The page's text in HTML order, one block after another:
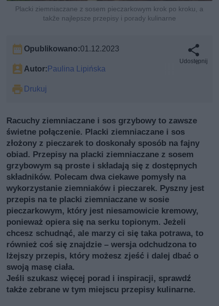
Placki ziemniaczane z sosem pieczarkowym krok po kroku, a
także najlepsze przepisy i porady kulinarne
Opublikowano:01.12.2023
Autor:Paulina Lipińska
Drukuj
Udostępnij
Racuchy ziemniaczane i sos grzybowy to zawsze
świetne połączenie. Placki ziemniaczane i sos
złożony z pieczarek to doskonały sposób na fajny
obiad. Przepisy na placki ziemniaczane z sosem
grzybowym są proste i składają się z dostępnych
składników. Polecam dwa ciekawe pomysły na
wykorzystanie ziemniaków i pieczarek. Pyszny jest
przepis na te placki ziemniaczane w sosie
pieczarkowym, który jest niesamowicie kremowy,
ponieważ opiera się na serku topionym. Jeżeli
chcesz schudnąć, ale marzy ci się taka potrawa, to
również coś się znajdzie – wersja odchudzona to
lżejszy przepis, który możesz zjeść i dalej dbać o
swoją masę ciała.
Jeśli szukasz więcej porad i inspiracji, sprawdź
także zebrane w tym miejscu przepisy kulinarne.